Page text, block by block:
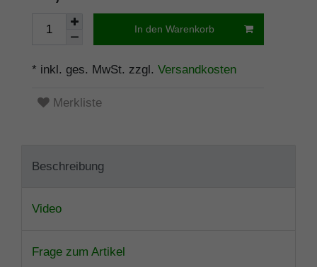
In den Warenkorb
* inkl. ges. MwSt. zzgl. Versandkosten
Merkliste
Beschreibung
Video
Frage zum Artikel